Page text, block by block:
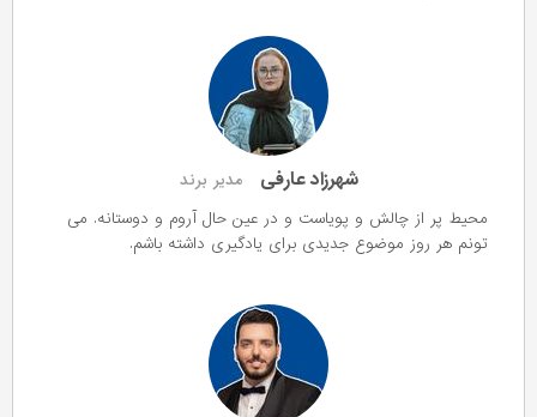
شهرزاد عارفی
مدیر برند
محیط پر از چالش و پویاست و در عین حال آروم و دوستانه. می
تونم هر روز موضوع جدیدی برای یادگیری داشته باشم.